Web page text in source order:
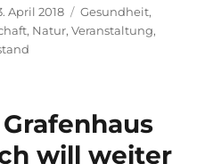
April 2018 Kategorien
Gesundheit,
, Natur,Veranstaltung,
will weiter